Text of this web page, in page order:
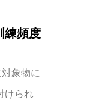
練頻度
象物に
けられ